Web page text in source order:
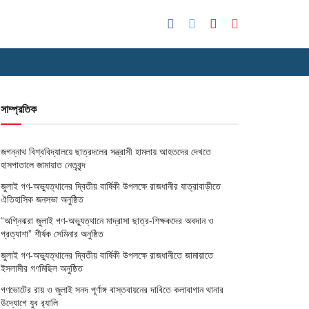
সাম্প্রতিক
জগন্নাথ বিশ্ববিদ্যালয়ে ছাত্রদলের সন্ত্রাসী হামলায় আহতদের দেখতে
হাসপাতালে জামায়াত নেতৃবৃন্দ
জুলাই গণ-অভ্যুত্থানের দ্বিতীয় বার্ষিকী উপলক্ষে রাজধানীর যাত্রাবাড়ীতে
ঐতিহাসিক জনসভা অনুষ্ঠিত
“অগ্নিঝরা জুলাই গণ-অভ্যুত্থানে মাদ্রাসা ছাত্র-শিক্ষকদের অবদান ও
প্রত্যাশা” শীর্ষক সেমিনার অনুষ্ঠিত
জুলাই গণ-অভ্যুত্থানের দ্বিতীয় বার্ষিকী উপলক্ষে রাজধানীতে জামায়াতে
ইসলামীর গণমিছিল অনুষ্ঠিত
গণভোটের রায় ও জুলাই সনদ পূর্ণাঙ্গ বাস্তবায়নের দাবিতে কলাবাগান থানার
উদ্যোগে যুব র‌্যালি